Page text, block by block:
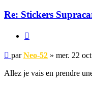
Re: Stickers
Message
non
lu
parNeo-52 » mer. 22
Allez je vais en prendre